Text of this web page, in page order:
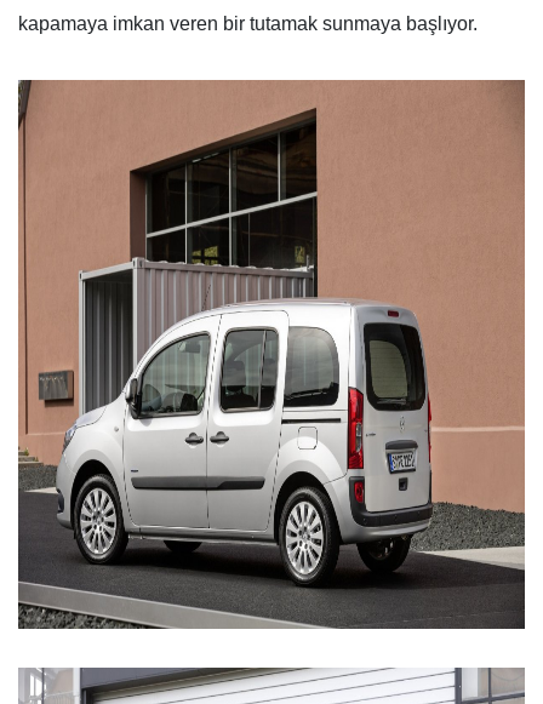
kapamaya imkan veren bir tutamak sunmaya başlıyor.